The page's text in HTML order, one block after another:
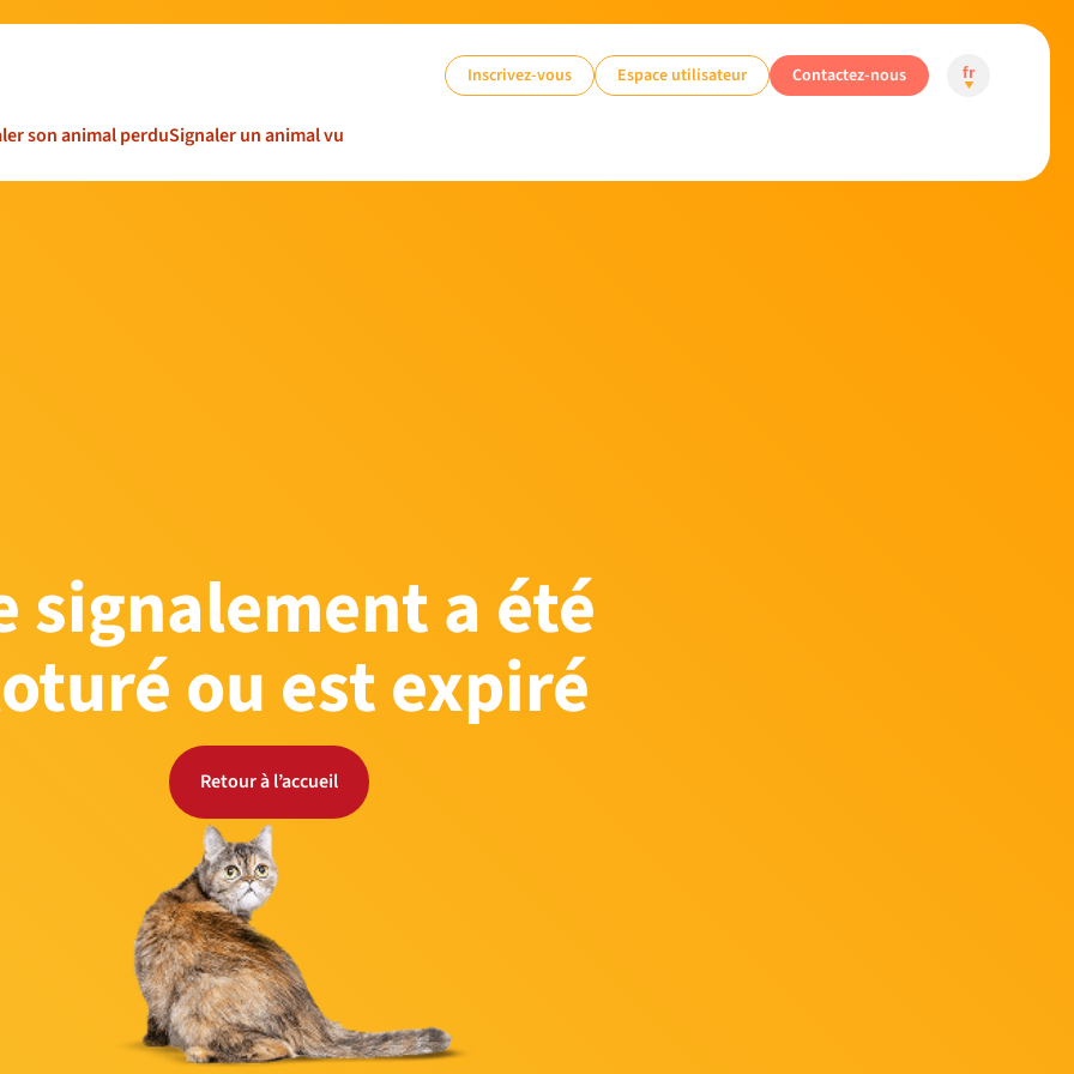
son animal perduSignaler un animal vu
Inscrivez-vous Espace utilisateur Contactez-nous fr
signalement a été
ou est expiré
Retour à l’accueil